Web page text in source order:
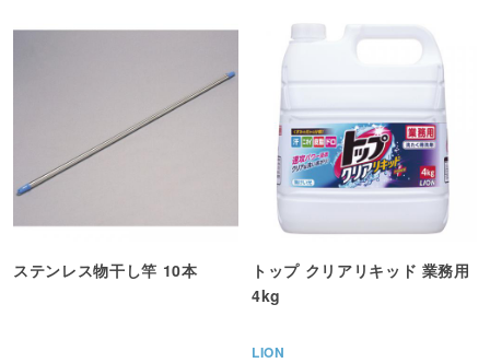
ステンレス物干し竿 10本
トップ クリアリキッド 業務用
4kg
LION